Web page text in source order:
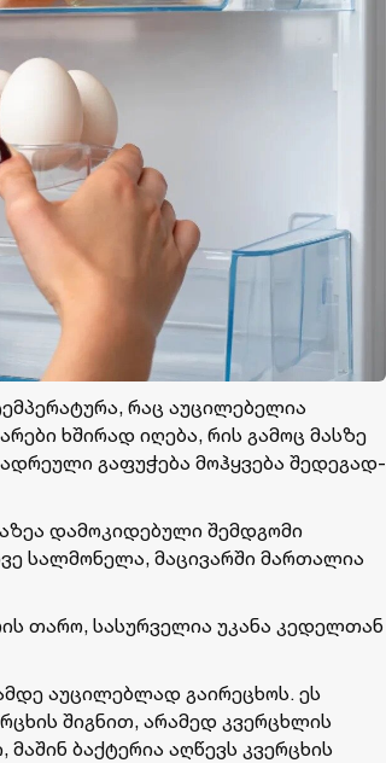
რაც აუცილებელია
ხშირად იღება, რის გამოც მასზე
გაფუჭება მოჰყვება შედეგად-
დამოკიდებული შემდგომი
სალმონელა, მაცივარში მართალია
თარო, სასურველია უკანა კედელთან
აუცილებლად გაირეცხოს. ეს
შიგნით, არამედ კვერცხლის
ბაქტერია აღწევს კვერცხის